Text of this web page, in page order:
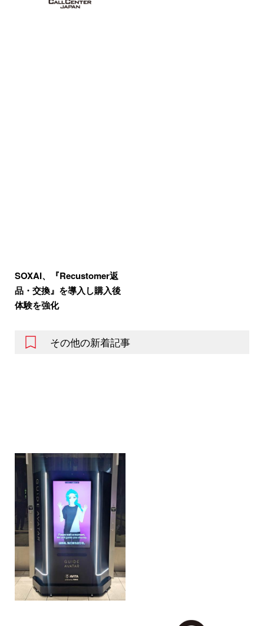
SOXAI、『Recustomer返
品・交換』を導入し購入後
体験を強化
その他の新着記事